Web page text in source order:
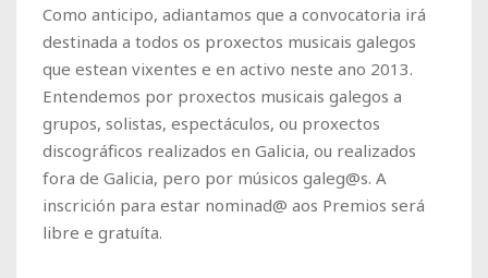
Como anticipo, adiantamos que a convocatoria irá
destinada a todos os proxectos musicais galegos
que estean vixentes e en activo neste ano 2013.
Entendemos por proxectos musicais galegos a
grupos, solistas, espectáculos, ou proxectos
discográficos realizados en Galicia, ou realizados
fora de Galicia, pero por músicos galeg@s. A
inscrición para estar nominad@ aos Premios será
libre e gratuíta.